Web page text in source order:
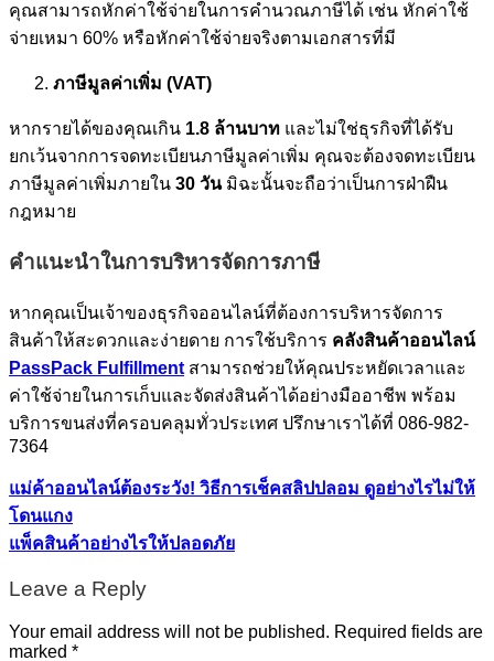
คุณสามารถหักค่าใช้จ่ายในการคำนวณภาษีได้ เช่น หักค่าใช้
จ่ายเหมา 60% หรือหักค่าใช้จ่ายจริงตามเอกสารที่มี
ภาษีมูลค่าเพิ่ม (VAT)
หากรายได้ของคุณเกิน 1.8 ล้านบาท และไม่ใช่ธุรกิจที่ได้รับ
ยกเว้นจากการจดทะเบียนภาษีมูลค่าเพิ่ม คุณจะต้องจดทะเบียน
ภาษีมูลค่าเพิ่มภายใน 30 วันมิฉะนั้นจะถือว่าเป็นการฝ่าฝืน
กฎหมาย
คำแนะนำในการบริหารจัดการภาษี
หากคุณเป็นเจ้าของธุรกิจออนไลน์ที่ต้องการบริหารจัดการ
สินค้าให้สะดวกและง่ายดาย การใช้บริการ คลังสินค้าออนไลน์
PassPack Fulfillment สามารถช่วยให้คุณประหยัดเวลาและ
ค่าใช้จ่ายในการเก็บและจัดส่งสินค้าได้อย่างมืออาชีพ พร้อม
บริการขนส่งที่ครอบคลุมทั่วประเทศ ปรึกษาเราได้ที่ 086-982-
7364
แม่ค้าออนไลน์ต้องระวัง! วิธีการเช็คสลิปปลอม ดูอย่างไรไม่ให้
โดนแกง
แพ็คสินค้าอย่างไรให้ปลอดภัย
Leave a Reply
Your email address will not be published. Required fields are
marked *